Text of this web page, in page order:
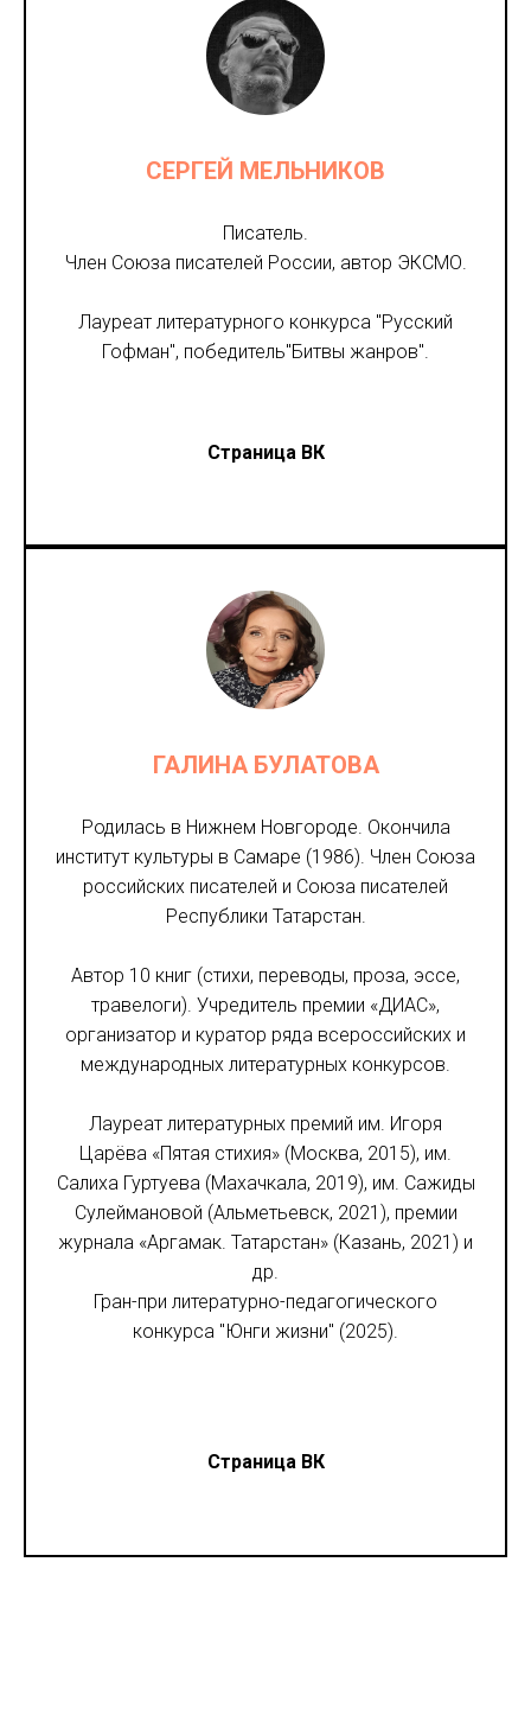
СЕРГЕЙ МЕЛЬНИКОВ
Писатель.
Член Союза писателей России, автор ЭКСМО.
Лауреат литературного конкурса "Русский
Гофман", победитель"Битвы жанров".
Страница ВК
ГАЛИНА БУЛАТОВА
Родилась в Нижнем Новгороде. Окончила
институт культуры в Самаре (1986). Член Союза
российских писателей и Союза писателей
Республики Татарстан.
Автор 10 книг (стихи, переводы, проза, эссе,
травелоги). Учредитель премии «ДИАС»,
организатор и куратор ряда всероссийских и
международных литературных конкурсов.
Лауреат литературных премий им. Игоря
Царёва «Пятая стихия» (Москва, 2015), им.
Салиха Гуртуева (Махачкала, 2019), им. Сажиды
Сулеймановой (Альметьевск, 2021), премии
журнала «Аргамак. Татарстан» (Казань, 2021) и
др.
Гран-при литературно-педагогического
конкурса "Юнги жизни" (2025).
Страница ВК